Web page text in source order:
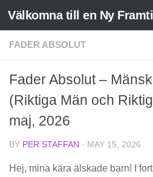
Skip to content
FADER ABSOLUT
Fader Absolut –
(Riktiga Män och
maj, 2026
BY PER STAFFAN · MAY 15, 2026
Hej, mina kära älskade barn! I